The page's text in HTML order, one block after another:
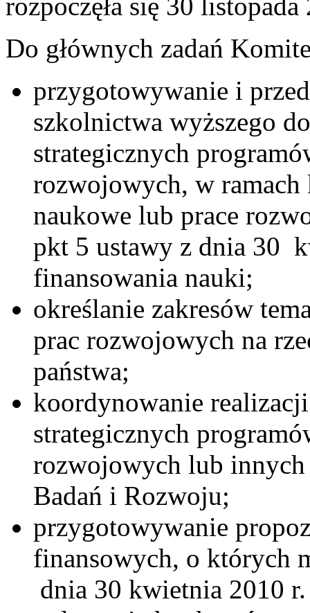
rozpoczęła się 30
Do głównych zadań
przygotowywanie i
szkolnictwa wyższego
strategicznych
rozwojowych, w ramach
naukowe lub prace
pkt 5 ustawy z dnia 30
finansowania nauki;
określanie zakresów
prac rozwojowych na
państwa;
koordynowanie
strategicznych
rozwojowych lub innych
Badań i Rozwoju;
przygotowywanie
finansowych, o których
dnia 30 kwietnia 2010